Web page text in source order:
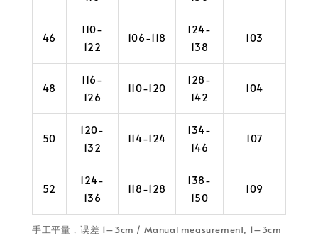
46
110-
122
106-118
124-
138
103
48
116-
126
110-120
128-
142
104
50
120-
132
114-124
134-
146
107
52
124-
136
118-128
138-
150
109
手工平量，误差 1–3cm / Manual measurement, 1–3cm